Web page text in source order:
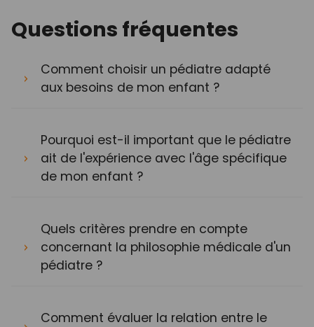
Questions fréquentes
Comment choisir un pédiatre adapté
aux besoins de mon enfant ?
Pourquoi est-il important que le pédiatre
ait de l'expérience avec l'âge spécifique
de mon enfant ?
Quels critères prendre en compte
concernant la philosophie médicale d'un
pédiatre ?
Comment évaluer la relation entre le